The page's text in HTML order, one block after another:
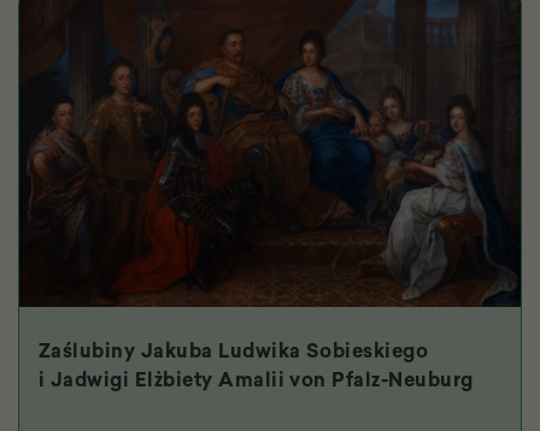
Zaślubiny Jakuba Ludwika Sobieskiego
i Jadwigi Elżbiety Amalii von Pfalz-Neuburg